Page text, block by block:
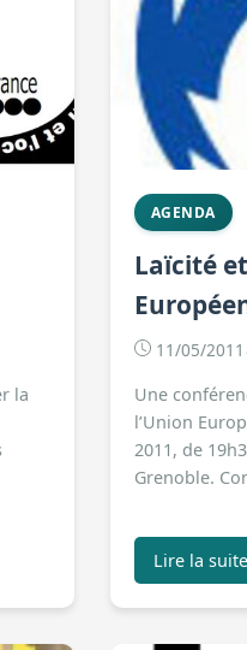
la
AGENDA
Laïcité
11/05/2011
Une
l’Union
2011, de
Grenoble.
Lire la